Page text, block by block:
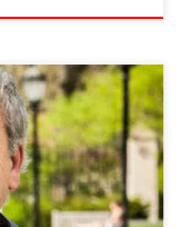
і вчених,
серію статей
внесок у
людину, яка
для найбільш